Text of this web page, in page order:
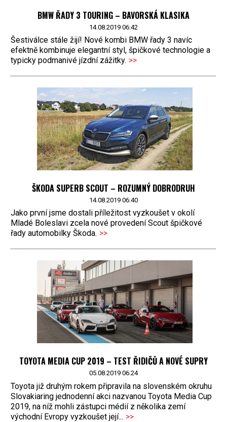
BMW ŘADY 3 TOURING – BAVORSKÁ KLASIKA
14.08.2019 06:42
Šestiválce stále žijí! Nové kombi BMW řady 3 navíc
efektně kombinuje elegantní styl, špičkové technologie a
typicky podmanivé jízdní zážitky. >>
ŠKODA SUPERB SCOUT – ROZUMNÝ DOBRODRUH
14.08.2019 06:40
Jako první jsme dostali příležitost vyzkoušet v okolí
Mladé Boleslavi zcela nové provedení Scout špičkové
řady automobilky Škoda. >>
TOYOTA MEDIA CUP 2019 – TEST ŘIDIČŮ A NOVÉ SUPRY
05.08.2019 06:24
Toyota již druhým rokem připravila na slovenském okruhu
Slovakiaring jednodenní akci nazvanou Toyota Media Cup
2019, na níž mohli zástupci médií z několika zemí
východní Evropy vyzkoušet její... >>